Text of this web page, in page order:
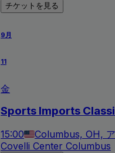
チケットを見る
9月
11
金
Sports Imports
15:00 Columbus, OH,
Covelli Center Columbus